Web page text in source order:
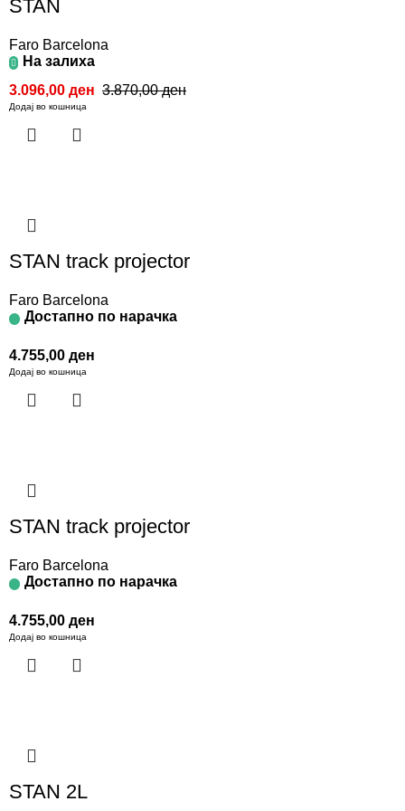
STAN
Faro Barcelona
На залиха
3.870,00ден
3.096,00 ден
Додај во кошница
STAN track projector
Faro Barcelona
Достапно по нарачка
4.755,00 ден
Додај во кошница
STAN track projector
Faro Barcelona
Достапно по нарачка
4.755,00 ден
Додај во кошница
STAN 2L